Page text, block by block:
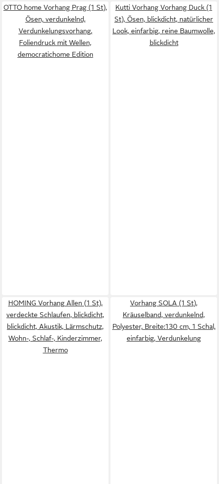
OTTO home Vorhang Prag (1 St),
Ösen, verdunkelnd,
Verdunkelungsvorhang,
Foliendruck mit Wellen,
democratichome Edition
Kutti Vorhang Vorhang Duck (1
St), Ösen, blickdicht, natürlicher
Look, einfarbig, reine Baumwolle,
blickdicht
HOMING Vorhang Allen (1 St),
verdeckte Schlaufen, blickdicht,
blickdicht, Akustik, Lärmschutz,
Wohn-, Schlaf-, Kinderzimmer,
Thermo
Vorhang SOLA (1 St),
Kräuselband, verdunkelnd,
Polyester, Breite:130 cm, 1 Schal,
einfarbig, Verdunkelung